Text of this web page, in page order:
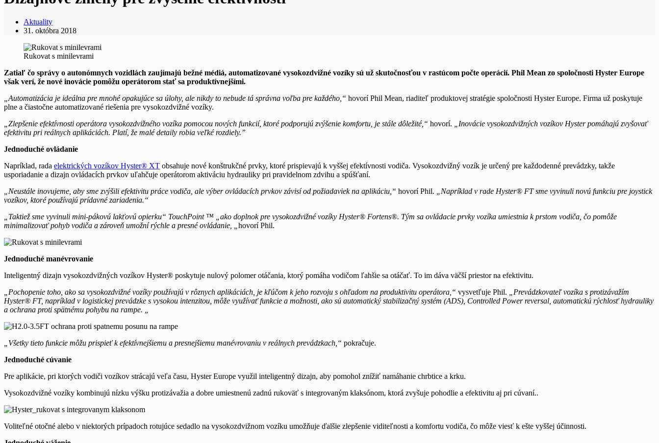
Aktuality
31. októbra 2018
Rukovat s minilevrami
Zatiaľ čo správy o autonómnych vozidlách zaujímajú bežné médiá, automatizované vysokozdvižné vozíky sú už skutočnosťou v rastúcom počte operácií. Phil Mean zo spoločnosti Hyster Europe
však verí, že nové inovácie pomôžu operátorom stať sa produktívnejšími.
„Automatizácia je ideálna pre mnohé opakujúce sa úlohy, ale nikdy to nebude tá správna voľba pre každého,“ hovorí Phil Mean, riaditeľ produktovej stratégie spoločnosti Hyster Europe. Firma už poskytuje
plne a čiastočne automatizované riešenia pre vysokozdvižné vozíky.
„Zlepšenie efektívnosti operátora vysokozdvižného vozíka pomocou nových funkcií, ktoré podporujú zvýšenie komfortu, je stále dôležité,“ hovorí. „Inovácie vysokozdvižných vozíkov Hyster pomáhajú zvyšovať
efektivitu pri reálnych aplikáciách. Platí, že malé detaily robia veľké rozdiely.”
Jednoduché ovládanie
Napríklad, rada elektrických vozíkov Hyster® XT obsahuje nové konštrukčné prvky, ktoré prispievajú k vyššej efektívnosti vodiča. Vysokozdvižný vozík je určený pre každodenné prevádzky, takže
usporiadanie a dizajn ovládacích prvkov uľahčuje operátorom aktiváciu hydrauliky pri pravidelnom zdvihu a spúšťaní.
„Neustále inovujeme, aby sme zvýšili efektivitu práce vodiča, ale výber ovládacích prvkov závisí od požiadaviek na aplikáciu,“ hovorí Phil. „Napríklad v rade Hyster® FT sme vyvinuli novú funkciu pre joystick
vozíkov, ktoré používajú prídavné zariadenia.“
„Taktiež sme vyvinuli mini-pákovú lakťovú opierku“ TouchPoint ™ „ako doplnok pre vysokozdvižné vozíky Hyster® Fortens®. Tým sa ovládacie prvky vozíka umiestnia k prstom vodiča, čo pomôže
minimalizovať pohyb vodiča a zároveň umožní rýchle a presné ovládanie, „hovorí Phil.
Jednoduché manévrovanie
Inteligentný dizajn vysokozdvižných vozíkov Hyster® poskytuje nulový polomer otáčania, ktorý pomáha vodičom ľahšie sa otáčať. To im dáva väčší priestor na efektivitu.
„Pochopenie toho, ako sa vysokozdvižné vozíky používajú v rôznych aplikáciách, je kľúčom k jeho rozvoju s ohľadom na produktivitu operátora,“ vysvetľuje Phil. „Prevádzkovateľ vozíka s protizávažím
Hyster® FT, napríklad v logistickej prevádzke s vysokou intenzitou, môže využívať funkcie a možnosti, ako sú automatický stabilizačný systém (ADS), Controlled Power reversal, automatickú rýchlosť hydrauliky
a ochrana proti spätnému pohybu na rampe. „
„Všetky tieto funkcie môžu prispieť k efektívnejšiemu a presnejšiemu manévrovaniu v reálnych prevádzkach,“ pokračuje.
Jednoduché cúvanie
Pre aplikácie, pri ktorých vodiči vozíkov strácajú veľa času, Hyster Europe využil inteligentný dizajn, aby pomohol znížiť namáhanie chrbtice a krku.
Vysokozdvižné vozíky kombinujú nízku výšku protizávažia a dobre umiestnenú zadnú rukoväť s integrovaným klaksónom, ktorá zvyšuje pohodlie a efektivitu aj pri cúvaní..
Voliteľné otočné alebo v niektorých prípadoch rotujúce sedadlo na vysokozdvižnom vozíku umožňuje ďalšie zlepšenie viditeľnosti a komfortu vodiča, čo môže viesť k ešte vyššej účinnosti.